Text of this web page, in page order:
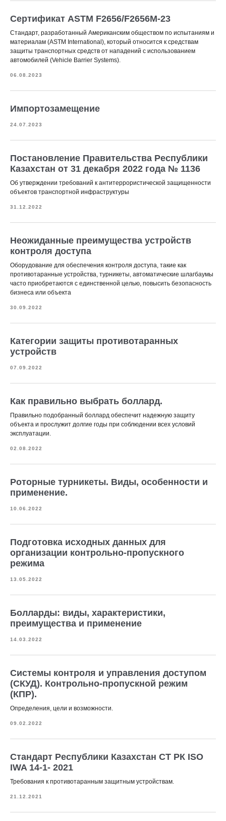
Сертификат ASTM F2656/F2656M-23
Стандарт, разработанный Американским обществом по испытаниям и
материалам (ASTM International), который относится к средствам
защиты транспортных средств от нападений с использованием
автомобилей (Vehicle Barrier Systems).
06.08.2023
Импортозамещение
24.07.2023
Постановление Правительства Республики
Казахстан от 31 декабря 2022 года № 1136
Об утверждении требований к антитеррористической защищенности
объектов транспортной инфраструктуры
31.12.2022
Неожиданные преимущества устройств
контроля доступа
Оборудование для обеспечения контроля доступа, такие как
противотаранные устройства, турникеты, автоматические шлагбаумы
часто приобретаются с единственной целью, повысить безопасность
бизнеса или объекта
30.09.2022
Категории защиты противотаранных
устройств
07.09.2022
Как правильно выбрать боллард.
Правильно подобранный боллард обеспечит надежную защиту
объекта и прослужит долгие годы при соблюдении всех условий
эксплуатации.
02.08.2022
Роторные турникеты. Виды, особенности и
применение.
10.06.2022
Подготовка исходных данных для
организации контрольно-пропускного
режима
13.05.2022
Болларды: виды, характеристики,
преимущества и применение
14.03.2022
Системы контроля и управления доступом
(СКУД). Контрольно-пропускной режим
(КПР).
Определения, цели и возможности.
09.02.2022
Стандарт Республики Казахстан СТ РК ISO
IWA 14-1- 2021
Требования к противотаранным защитным устройствам.
21.12.2021